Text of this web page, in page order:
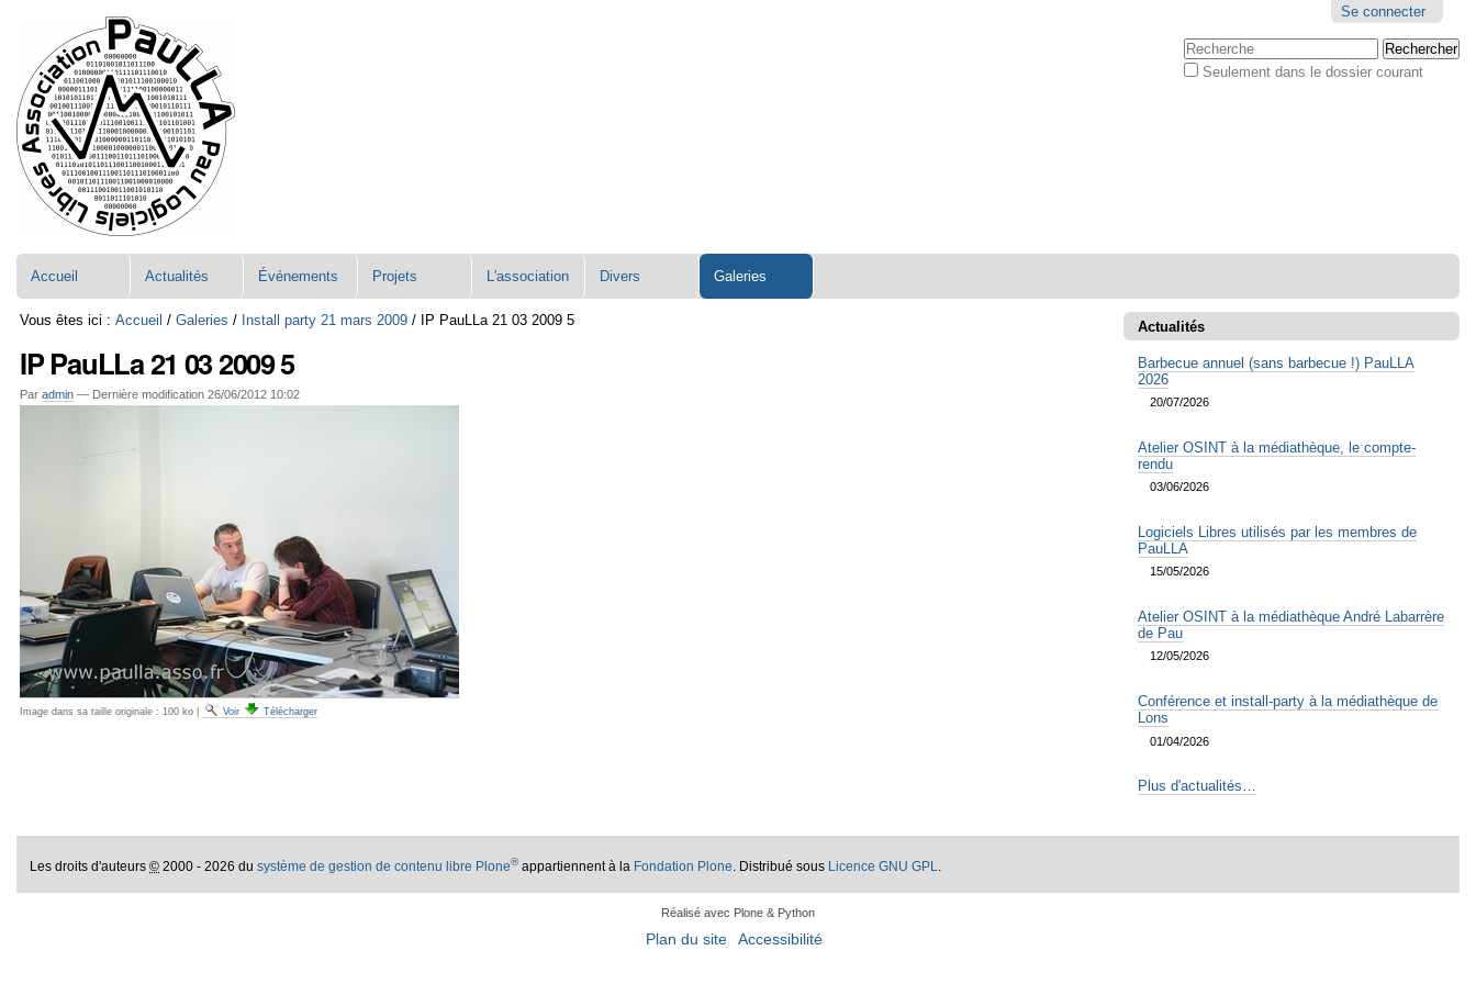
contenu.
Aller
à
la
navigation
personnels
Se connecter
Chercher par
Seulement dans le dossier courant
Accueil Actualités Événements Projets L'association Divers Galeries
Vous êtes ici : Accueil /Galeries / Install party 21 mars 2009 / IP PauLLa 21 03 2009 5
IP PauLLa 21 03 2009 5
Paradmin — Dernière modification 26/06/2012 10:02
Image dans sa taille originale : 100 ko Voir Télécharger
Actualités
Barbecue annuel (sans barbecue !) PauLLA
2026
20/07/2026
Atelier OSINT à la médiathèque, le compte-
rendu
03/06/2026
Logiciels Libres utilisés par les membres de
PauLLA
15/05/2026
Atelier OSINT à la médiathèque André Labarrère
de Pau
12/05/2026
Conférence et install-party à la médiathèque de
Lons
01/04/2026
Plus d'actualités…
Les droits d'auteurs© 2000 - 2026 dusystème de gestion de contenu libre Plone®appartiennent à la Fondation Plone . Distribué sous Licence GNU GPL
Réalisé avec Plone & Python
Plan du site Accessibilité